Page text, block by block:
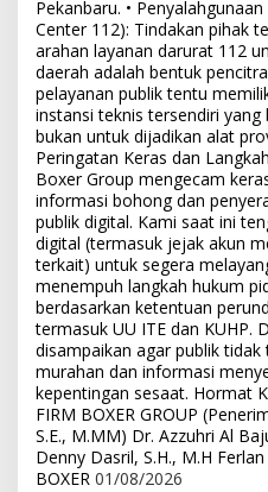
Pekanbaru. •
Center 112): Tindakan pihak
arahan layanan darurat 112
daerah adalah bentuk
pelayanan publik tentu
instansi teknis tersendiri
bukan untuk dijadikan alat
Peringatan Keras dan
Boxer Group mengecam
informasi bohong dan
publik digital. Kami saat ini
digital (termasuk jejak akun
terkait) untuk segera
menempuh langkah hukum
berdasarkan ketentuan
termasuk UU ITE dan KUHP.
disampaikan agar publik
murahan dan informasi
kepentingan sesaat. Hormat
FIRM BOXER GROUP
S.E., M.MM) Dr. Azzuhri Al
Denny Dasril, S.H., M.H
BOXER 01/08/2026